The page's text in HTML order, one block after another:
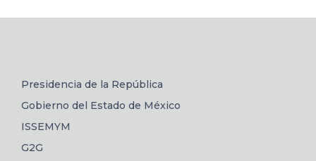
Presidencia de la República
Gobierno del Estado de México
ISSEMYM
G2G